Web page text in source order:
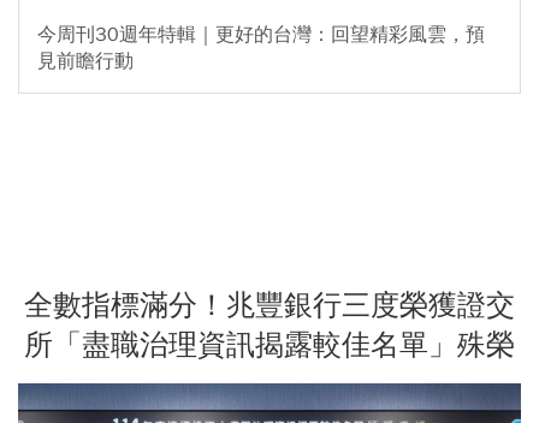
今周刊30週年特輯｜更好的台灣：回望精彩風雲，預
見前瞻行動
全數指標滿分！兆豐銀行三度榮獲證交
所「盡職治理資訊揭露較佳名單」殊榮